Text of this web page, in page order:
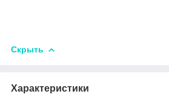
Скрыть
Характеристики